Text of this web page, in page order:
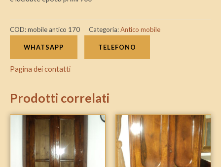
COD:mobile antico 170 Categoria:Antico mobile
WHATSAPP TELEFONO
Pagina dei contatti
Prodotti correlati